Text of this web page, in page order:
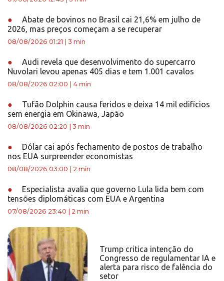
●
Abate de bovinos no Brasil cai 21,6% em julho de
2026, mas preços começam a se recuperar
08/08/2026 01:21 3 min
●
Audi revela que desenvolvimento do supercarro
Nuvolari levou apenas 405 dias e tem 1.001 cavalos
08/08/2026 02:00 4 min
●
Tufão Dolphin causa feridos e deixa 14 mil edifícios
sem energia em Okinawa, Japão
08/08/2026 02:20 3 min
●
Dólar cai após fechamento de postos de trabalho
nos EUA surpreender economistas
08/08/2026 03:00 2 min
●
Especialista avalia que governo Lula lida bem com
tensões diplomáticas com EUA e Argentina
07/08/2026 23:40 2 min
Trump critica intenção do
Congresso de regulamentar IA e
alerta para risco de falência do
setor